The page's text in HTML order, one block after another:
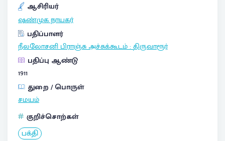
ஆசிரியர்
ஷண்முக நாயகர்
பதிப்பாளர்
நீலலோசனி பிராஞ்சு அச்சுக்கூடம்:திருவாரூர்
பதிப்பு ஆண்டு
1911
துறை / பொருள்
சமயம்
குறிச்சொற்கள்
பக்தி